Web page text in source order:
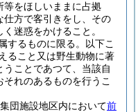
等をほしいままに占拠
仕方で客引きをし、その
迷惑をかけること。
するものに限る。以下こ
ること又は野生動物に著
うことであつて、当該自
れのあるものを行うこ
団施設地区内において前